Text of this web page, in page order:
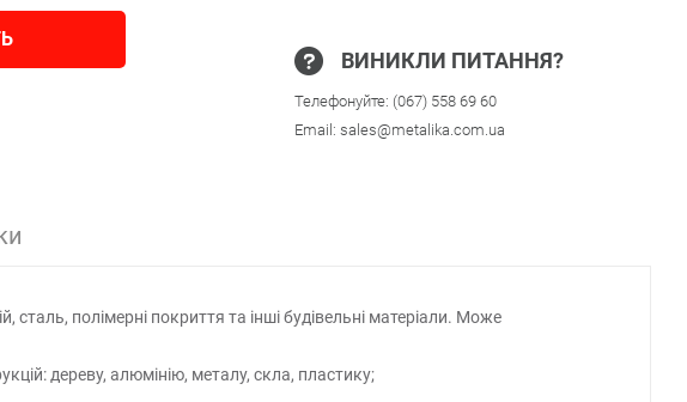
ВИНИКЛИ ПИТАННЯ?
Телефонуйте: (067) 558 69 60
Email: sales@metalika.com.ua
сталь, полімерні покриття та інші будівельні матеріали. Може
дереву, алюмінію, металу, скла, пластику;